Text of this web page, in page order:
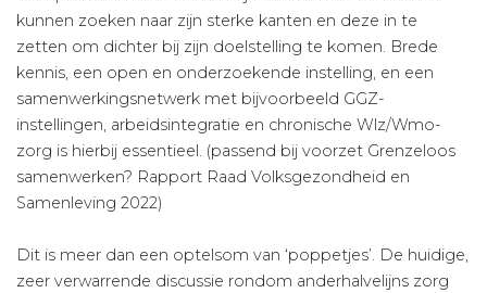
kunnen zoeken naar zijn sterke kanten en deze in te
zetten om dichter bij zijn doelstelling te komen. Brede
kennis, een open en onderzoekende instelling, en een
samenwerkingsnetwerk met bijvoorbeeld GGZ-
instellingen, arbeidsintegratie en chronische Wlz/Wmo-
zorg is hierbij essentieel. (passend bij voorzet Grenzeloos
samenwerken? Rapport Raad Volksgezondheid en
Samenleving 2022)
Dit is meer dan een optelsom van ‘poppetjes’. De huidige,
zeer verwarrende discussie rondom anderhalvelijns zorg